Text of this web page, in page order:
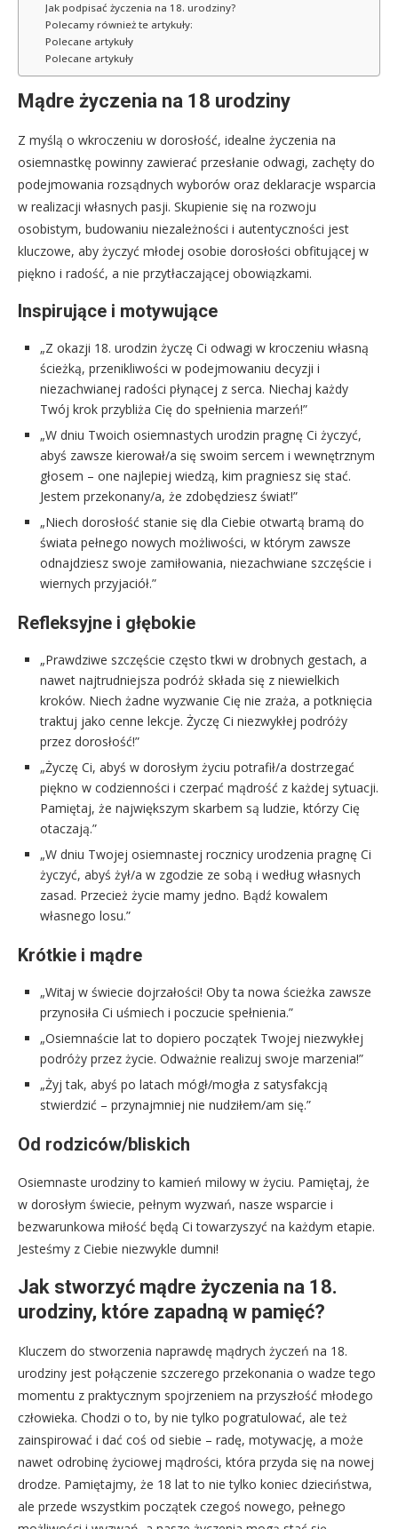
Jak podpisać życzenia na 18. urodziny?
Polecamy również te artykuły:
Polecane artykuły
Polecane artykuły
Mądre życzenia na 18 urodziny
Z myślą o wkroczeniu w dorosłość, idealne życzenia na
osiemnastkę powinny zawierać przesłanie odwagi, zachęty do
podejmowania rozsądnych wyborów oraz deklaracje wsparcia
w realizacji własnych pasji. Skupienie się na rozwoju
osobistym, budowaniu niezależności i autentyczności jest
kluczowe, aby życzyć młodej osobie dorosłości obfitującej w
piękno i radość, a nie przytłaczającej obowiązkami.
Inspirujące i motywujące
„Z okazji 18. urodzin życzę Ci odwagi w kroczeniu własną
ścieżką, przenikliwości w podejmowaniu decyzji i
niezachwianej radości płynącej z serca. Niechaj każdy
Twój krok przybliża Cię do spełnienia marzeń!”
„W dniu Twoich osiemnastych urodzin pragnę Ci życzyć,
abyś zawsze kierował/a się swoim sercem i wewnętrznym
głosem – one najlepiej wiedzą, kim pragniesz się stać.
Jestem przekonany/a, że zdobędziesz świat!”
„Niech dorosłość stanie się dla Ciebie otwartą bramą do
świata pełnego nowych możliwości, w którym zawsze
odnajdziesz swoje zamiłowania, niezachwiane szczęście i
wiernych przyjaciół.”
Refleksyjne i głębokie
„Prawdziwe szczęście często tkwi w drobnych gestach, a
nawet najtrudniejsza podróż składa się z niewielkich
kroków. Niech żadne wyzwanie Cię nie zraża, a potknięcia
traktuj jako cenne lekcje. Życzę Ci niezwykłej podróży
przez dorosłość!”
„Życzę Ci, abyś w dorosłym życiu potrafił/a dostrzegać
piękno w codzienności i czerpać mądrość z każdej sytuacji.
Pamiętaj, że największym skarbem są ludzie, którzy Cię
otaczają.”
„W dniu Twojej osiemnastej rocznicy urodzenia pragnę Ci
życzyć, abyś żył/a w zgodzie ze sobą i według własnych
zasad. Przecież życie mamy jedno. Bądź kowalem
własnego losu.”
Krótkie i mądre
„Witaj w świecie dojrzałości! Oby ta nowa ścieżka zawsze
przynosiła Ci uśmiech i poczucie spełnienia.”
„Osiemnaście lat to dopiero początek Twojej niezwykłej
podróży przez życie. Odważnie realizuj swoje marzenia!”
„Żyj tak, abyś po latach mógł/mogła z satysfakcją
stwierdzić – przynajmniej nie nudziłem/am się.”
Od rodziców/bliskich
Osiemnaste urodziny to kamień milowy w życiu. Pamiętaj, że
w dorosłym świecie, pełnym wyzwań, nasze wsparcie i
bezwarunkowa miłość będą Ci towarzyszyć na każdym etapie.
Jesteśmy z Ciebie niezwykle dumni!
Jak stworzyć mądre życzenia na 18.
urodziny, które zapadną w pamięć?
Kluczem do stworzenia naprawdę mądrych życzeń na 18.
urodziny jest połączenie szczerego przekonania o wadze tego
momentu z praktycznym spojrzeniem na przyszłość młodego
człowieka. Chodzi o to, by nie tylko pogratulować, ale też
zainspirować i dać coś od siebie – radę, motywację, a może
nawet odrobinę życiowej mądrości, która przyda się na nowej
drodze. Pamiętajmy, że 18 lat to nie tylko koniec dzieciństwa,
ale przede wszystkim początek czegoś nowego, pełnego